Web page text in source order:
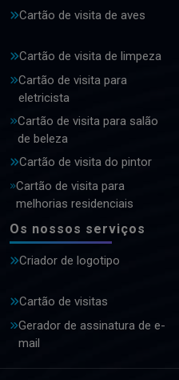
Cartão de visita de aves
Cartão de visita de limpeza
Cartão de visita para
eletricista
Cartão de visita para salão
de beleza
Cartão de visita do pintor
Cartão de visita para
melhorias residenciais
Os nossos serviços
Criador de logotipo
Cartão de visitas
Gerador de assinatura de e-
mail